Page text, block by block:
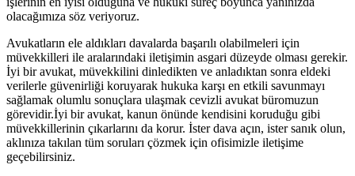
olacağımıza söz veriyoruz.
Avukatların ele aldıkları davalarda başarılı olabilmeleri için
müvekkilleri ile aralarındaki iletişimin asgari düzeyde olması gerekir.
İyi bir avukat, müvekkilini dinledikten ve anladıktan sonra eldeki
verilerle güvenirliği koruyarak hukuka karşı en etkili savunmayı
sağlamak olumlu sonuçlara ulaşmak cevizli avukat büromuzun
görevidir.İyi bir avukat, kanun önünde kendisini koruduğu gibi
müvekkillerinin çıkarlarını da korur. İster dava açın, ister sanık olun,
aklınıza takılan tüm soruları çözmek için ofisimizle iletişime
geçebilirsiniz.